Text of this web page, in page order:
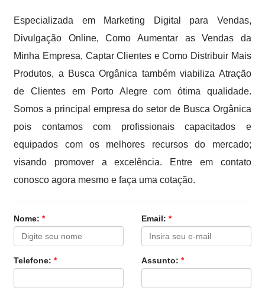
Especializada em Marketing Digital para Vendas,
Divulgação Online, Como Aumentar as Vendas da
Minha Empresa, Captar Clientes e Como Distribuir Mais
Produtos, a Busca Orgânica também viabiliza Atração
de Clientes em Porto Alegre com ótima qualidade.
Somos a principal empresa do setor de Busca Orgânica
pois contamos com profissionais capacitados e
equipados com os melhores recursos do mercado;
visando promover a excelência. Entre em contato
conosco agora mesmo e faça uma cotação.
Nome:* Email: *
Telefone:* Assunto: *